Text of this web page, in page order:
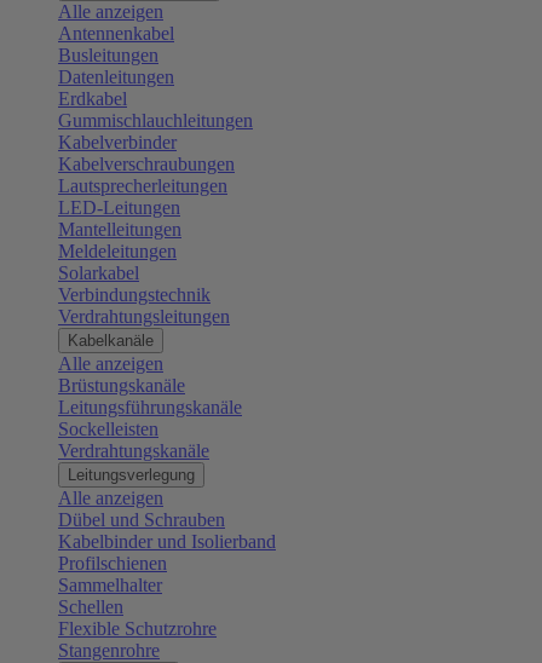
Alle anzeigen
Antennenkabel
Busleitungen
Datenleitungen
Erdkabel
Gummischlauchleitungen
Kabelverbinder
Kabelverschraubungen
Lautsprecherleitungen
LED-Leitungen
Mantelleitungen
Meldeleitungen
Solarkabel
Verbindungstechnik
Verdrahtungsleitungen
Kabelkanäle
Alle anzeigen
Brüstungskanäle
Leitungsführungskanäle
Sockelleisten
Verdrahtungskanäle
Leitungsverlegung
Alle anzeigen
Dübel und Schrauben
Kabelbinder und Isolierband
Profilschienen
Sammelhalter
Schellen
Flexible Schutzrohre
Stangenrohre